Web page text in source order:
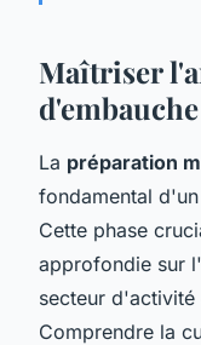
Maîtriser
d'embauche
La préparation
fondamental
Cette phase
approfondie sur
secteur d'activité
Comprendre la